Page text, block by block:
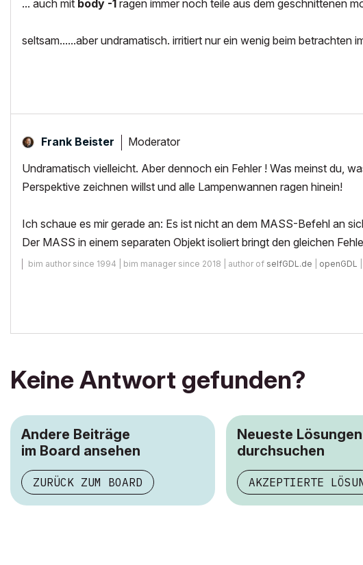
... auch mit body -1 ragen immer noch teile aus dem geschnittenen
seltsam......aber undramatisch. irritiert nur ein wenig beim betrachten
Frank Beister Moderator
Undramatisch vielleicht. Aber dennoch ein Fehler ! Was meinst du,
Perspektive zeichnen willst und alle Lampenwannen ragen hinein!
Ich schaue es mir gerade an: Es ist nicht an dem MASS-Befehl an
Der MASS in einem separaten Objekt isoliert bringt den gleichen
bim author since 1994 | bim manager since 2018 | author of selfGDL.de openGDL
Keine Antwort gefunden?
Andere Beiträge
im Board ansehen
ZURÜCK ZUM BOARD
Neueste Lösungen
durchsuchen
AKZEPTIERTE